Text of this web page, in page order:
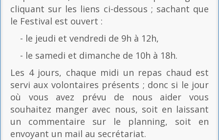
cliquant sur les liens ci-dessous ; sachant que
le Festival est ouvert :
- le jeudi et vendredi de 9h à 12h,
- le samedi et dimanche de 10h à 18h.
Les 4 jours, chaque midi un repas chaud est
servi aux volontaires présents ; donc si le jour
où vous avez prévu de nous aider vous
souhaitez manger avec nous, soit en laissant
un commentaire sur le planning, soit en
envoyant un mail au secrétariat.